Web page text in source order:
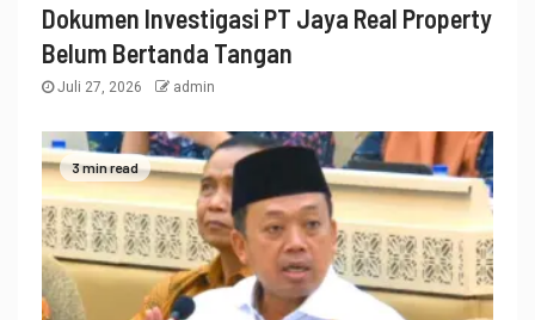
Dokumen Investigasi PT Jaya Real Property
Belum Bertanda Tangan
Juli 27, 2026 admin
3 min read